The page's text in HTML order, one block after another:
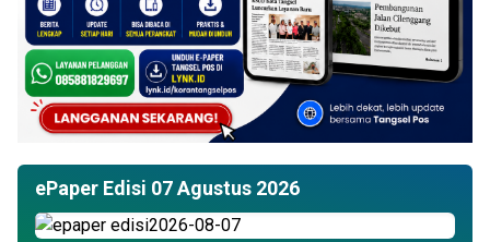
ePaper Edisi 07 Agustus 2026